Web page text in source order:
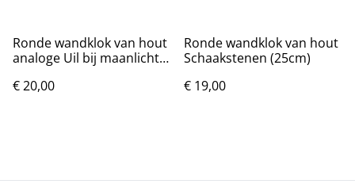
Ronde wandklok van hout
analoge Uil bij maanlicht
€ 20,00
Ronde wandklok van hout
Schaakstenen (25cm)
€ 19,00